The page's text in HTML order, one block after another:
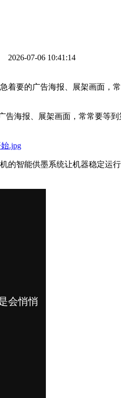
2026-07-06 10:41:14
着要的广告海报、展架画面，
海报、展架画面，常常要等到
的智能供墨系统让机器稳定运